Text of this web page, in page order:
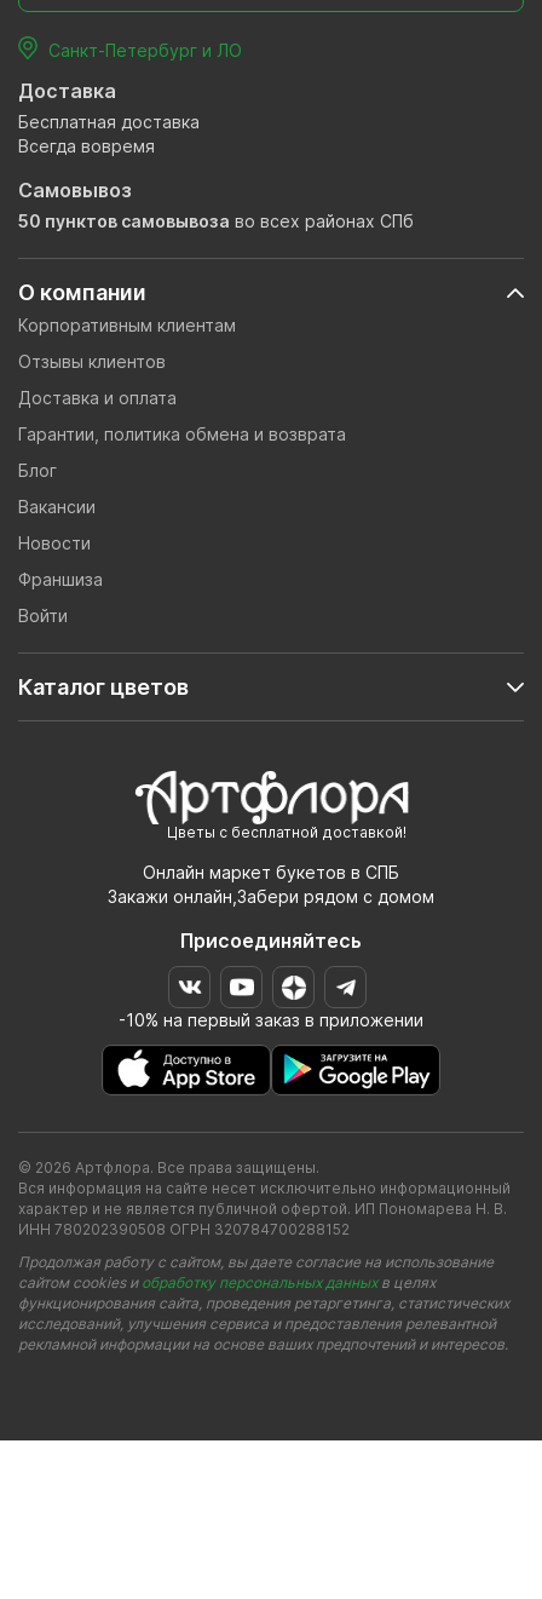
Цветы с бесплатной доставкой!
Онлайн маркет букетов в СПБ
Закажи онлайн,Забери рядом с домом
Присоединяйтесь
-10% на первый заказ в приложении
О компании
Корпоративным клиентам
Отзывы клиентов
Доставка и оплата
Гарантии, политика обмена и возврата
Блог
Вакансии
Новости
Франшиза
Войти
Каталог цветов
Санкт-Петербург и ЛО
Доставка
Бесплатная доставка
Всегда вовремя
Самовывоз
50 пунктов самовывоза во всех районах СПб
© 2026 Артфлора. Все права защищены.
Вся информация на сайте несет исключительно информационный
характер и не является публичной офертой. ИП Пономарева Н. В.
ИНН 780202390508 ОГРН 320784700288152
Продолжая работу с сайтом, вы даете согласие на использование
сайтом cookies и обработку персональных данныхв целях
функционирования сайта, проведения ретаргетинга, статистических
исследований, улучшения сервиса и предоставления релевантной
рекламной информации на основе ваших предпочтений и интересов.